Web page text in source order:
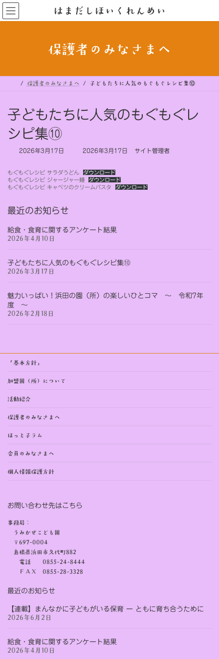
コ
ン
テ
ナ
ビ
ゲ
はまだしほいくれんめい
保護者のみなさまへ
保護者のみなさまへ 子どもたちに人気のもぐもぐレシピ集⑩
子どもたちに人気のもぐもぐレ
シピ集⑩
2026年3月17日
最
新
日
2026年3月17日 サイト管理者
もぐもぐレシピ サラダうどん
ダウンロード
もぐもぐレシピ ジャージャー麺
ダウンロード
もぐもぐレシピ キャベツのクリームパスタ
ダウンロード
最近のお知らせ
給食・食育に関するアンケート結果
2026年4月10日
子どもたちに人気のもぐもぐレシピ集⑩
2026年3月17日
魅力いっぱい！浜田の園（所）の楽しいひとコマ ～ 令和7年
度 ～
2026年2月18日
「基本方針」
加盟園（所）について
活動紹介
保護者のみなさまへ
ほっと子ラム
会員のみなさまへ
個人情報保護方針
お問い合わせ先はこちら
事務局：
うみかぜこども園
〒697-0004
島根県浜田市久代町882
電話 0855-24-8444
ＦＡＸ 0855-28-3328
最近のお知らせ
【連載】まんなかに子どもがいる保育 ー ともに育ち合うために
2026年6月2日
給食・食育に関するアンケート結果
2026年4月10日